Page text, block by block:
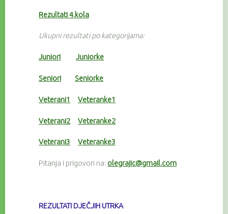
Rezultati 4.kola
Ukupni rezultati po kategorijama:
Juniori Juniorke
Seniori Seniorke
Veterani1 Veteranke1
Veterani2 Veteranke2
Veterani3 Veteranke3
Pitanja i prigovori na: olegrajic@gmail.com
REZULTATI DJEČJIH UTRKA